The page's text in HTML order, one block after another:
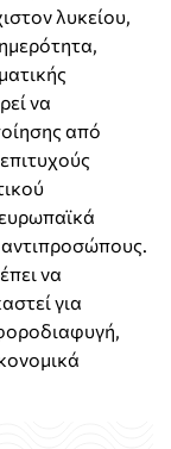
λυκείου,
να
από
να
για